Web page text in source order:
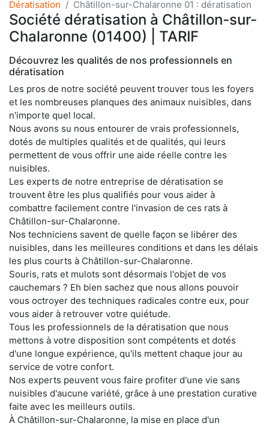
Dératisation Châtillon-sur-Chalaronne 01 : dératisation
Société dératisation à Châtillon-sur-
Chalaronne (01400) | TARIF
Découvrez les qualités de nos professionnels en
dératisation
Les pros de notre société peuvent trouver tous les foyers
et les nombreuses planques des animaux nuisibles, dans
n'importe quel local.
Nous avons su nous entourer de vrais professionnels,
dotés de multiples qualités et de qualités, qui leurs
permettent de vous offrir une aide réelle contre les
nuisibles.
Les experts de notre entreprise de dératisation se
trouvent être les plus qualifiés pour vous aider à
combattre facilement contre l'invasion de ces rats à
Châtillon-sur-Chalaronne.
Nos techniciens savent de quelle façon se libérer des
nuisibles, dans les meilleures conditions et dans les délais
les plus courts à Châtillon-sur-Chalaronne.
Souris, rats et mulots sont désormais l'objet de vos
cauchemars ? Eh bien sachez que nous allons pouvoir
vous octroyer des techniques radicales contre eux, pour
vous aider à retrouver votre quiétude.
Tous les professionnels de la dératisation que nous
mettons à votre disposition sont compétents et dotés
d'une longue expérience, qu'ils mettent chaque jour au
service de votre confort.
Nos experts peuvent vous faire profiter d'une vie sans
nuisibles d'aucune variété, grâce à une prestation curative
faite avec les meilleurs outils.
À Châtillon-sur-Chalaronne, la mise en place d'un